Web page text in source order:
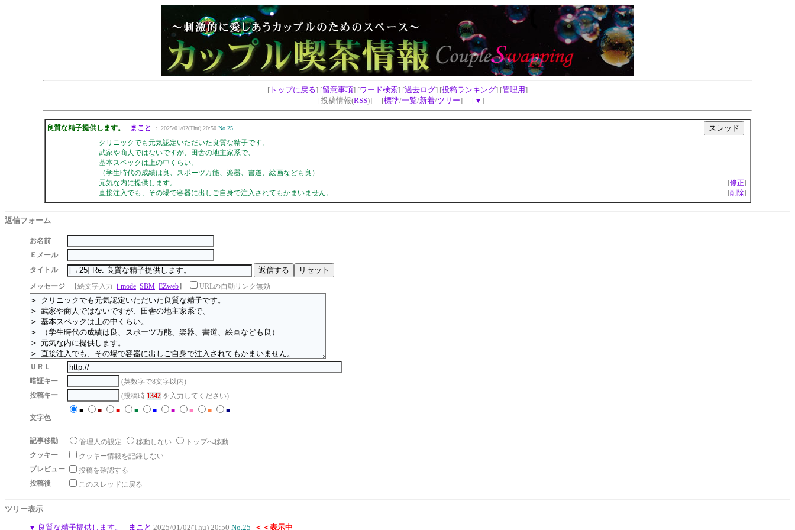
[ トップに戻る] [留意事項] [ワード検索] [過去ログ] [投稿ランキング] [管理用]
[投稿情報(RSS)] [標準/一覧/新着/ツリー] [▼ ]
良質な精子提供します。 まこと ： 2025/01/02(Thu) 20:50 No.25
クリニックでも元気認定いただいた良質な精子です。
武家や商人ではないですが、田舎の地主家系で、
基本スペックは上の中くらい。
（学生時代の成績は良、スポーツ万能、楽器、書道、絵画なども良）
元気な内に提供します。
直接注入でも、その場で容器に出しご自身で注入されてもかまいません。
[修正]
[削除]
返信フォーム
お名前
Ｅメール
タイトル
メッセージ
【絵文字入力 i-mode SBM EZweb】 URLの自動リンク無効
ＵＲＬ
暗証キー
(英数字で8文字以内)
投稿キー
(投稿時 1342 を入力してください)
文字色
■ ■ ■ ■ ■ ■ ■ ■ ■
記事移動 管理人の設定 移動しない
トップへ移動
クッキー
クッキー情報を記録しない
プレビュー
投稿を確認する
投稿後
このスレッドに戻る
ツリー表示
▼ 良質な精子提供します。 - まこと 2025/01/02(Thu) 20:50 No.25 ＜＜表示中